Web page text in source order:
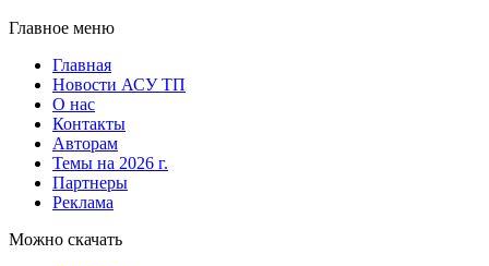
Главное меню
Главная
Новости АСУ ТП
О нас
Контакты
Авторам
Темы на 2026 г.
Партнеры
Реклама
Можно скачать